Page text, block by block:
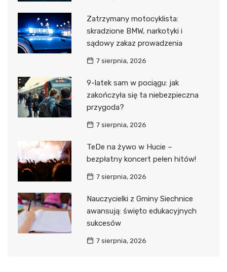
Zatrzymany motocyklista:
skradzione BMW, narkotyki i
sądowy zakaz prowadzenia
7 sierpnia, 2026
9-latek sam w pociągu: jak
zakończyła się ta niebezpieczna
przygoda?
7 sierpnia, 2026
TeDe na żywo w Hucie –
bezpłatny koncert pełen hitów!
7 sierpnia, 2026
Nauczycielki z Gminy Siechnice
awansują: święto edukacyjnych
sukcesów
7 sierpnia, 2026